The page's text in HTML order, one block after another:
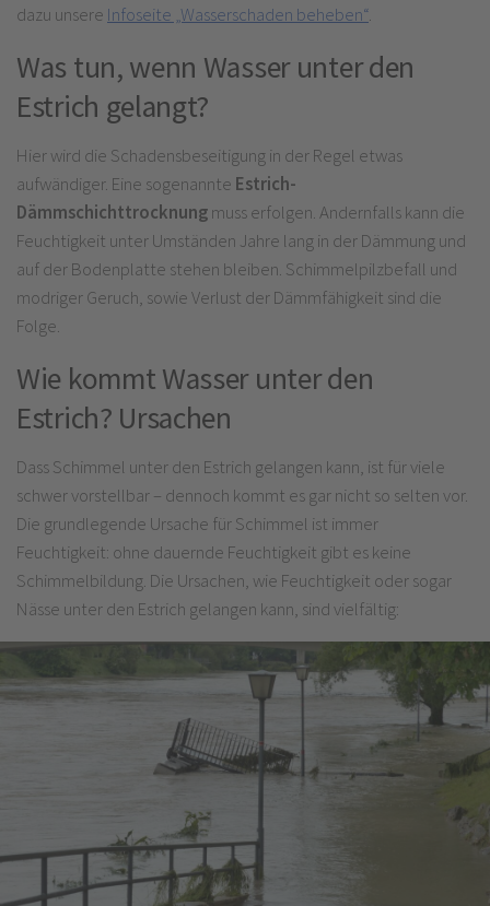
dazu unsere Infoseite „Wasserschaden beheben“.
Was tun, wenn Wasser unter den
Estrich gelangt?
Hier wird die Schadensbeseitigung in der Regel etwas
aufwändiger. Eine sogenannte Estrich-
Dämmschichttrocknungmuss erfolgen. Andernfalls kann die
Feuchtigkeit unter Umständen Jahre lang in der Dämmung und
auf der Bodenplatte stehen bleiben. Schimmelpilzbefall und
modriger Geruch, sowie Verlust der Dämmfähigkeit sind die
Folge.
Wie kommt Wasser unter den
Estrich? Ursachen
Dass Schimmel unter den Estrich gelangen kann, ist für viele
schwer vorstellbar – dennoch kommt es gar nicht so selten vor.
Die grundlegende Ursache für Schimmel ist immer
Feuchtigkeit: ohne dauernde Feuchtigkeit gibt es keine
Schimmelbildung. Die Ursachen, wie Feuchtigkeit oder sogar
Nässe unter den Estrich gelangen kann, sind vielfältig: